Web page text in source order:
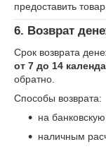
предоставить
6. Возврат
Срок возврата
от 7 до 14
обратно.
Способы возврата:
на
наличным